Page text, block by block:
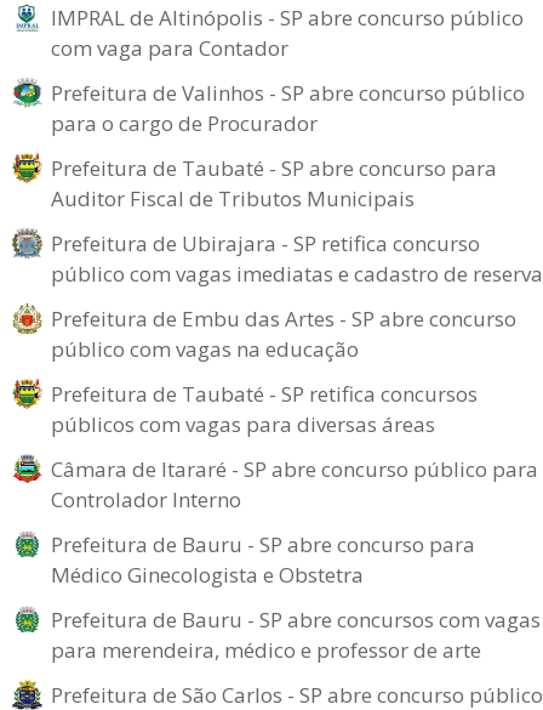
IMPRAL de Altinópolis - SP abre concurso público
com vaga para Contador
Prefeitura de Valinhos - SP abre concurso público
para o cargo de Procurador
Prefeitura de Taubaté - SP abre concurso para
Auditor Fiscal de Tributos Municipais
Prefeitura de Ubirajara - SP retifica concurso
público com vagas imediatas e cadastro de reserva
Prefeitura de Embu das Artes - SP abre concurso
público com vagas na educação
Prefeitura de Taubaté - SP retifica concursos
públicos com vagas para diversas áreas
Câmara de Itararé - SP abre concurso público para
Controlador Interno
Prefeitura de Bauru - SP abre concurso para
Médico Ginecologista e Obstetra
Prefeitura de Bauru - SP abre concursos com vagas
para merendeira, médico e professor de arte
Prefeitura de São Carlos - SP abre concurso público